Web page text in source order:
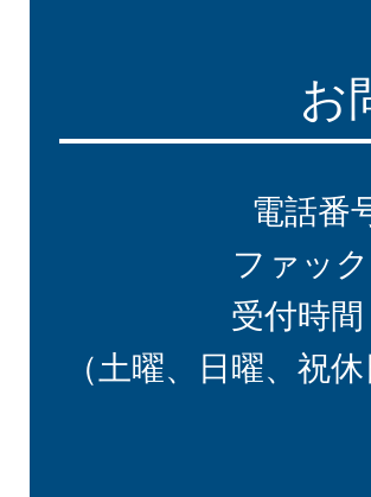
お
電話番
ファッ
受付時
（土曜、日曜、祝